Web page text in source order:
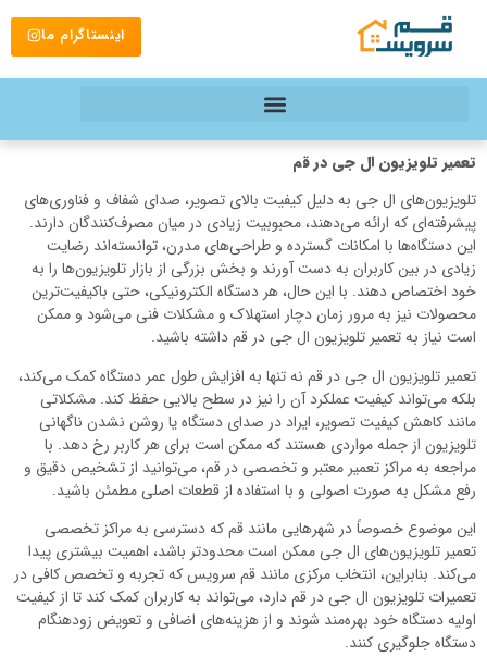
اینستاگرام ما
تعمیر تلویزیون ال جی در قم
تلویزیون‌های ال جی به دلیل کیفیت بالای تصویر، صدای شفاف و فناوری‌های
پیشرفته‌ای که ارائه می‌دهند، محبوبیت زیادی در میان مصرف‌کنندگان دارند.
این دستگاه‌ها با امکانات گسترده و طراحی‌های مدرن، توانسته‌اند رضایت
زیادی در بین کاربران به دست آورند و بخش بزرگی از بازار تلویزیون‌ها را به
خود اختصاص دهند. با این حال، هر دستگاه الکترونیکی، حتی باکیفیت‌ترین
محصولات نیز به مرور زمان دچار استهلاک و مشکلات فنی می‌شود و ممکن
است نیاز به تعمیر تلویزیون ال جی در قم داشته باشید.
تعمیر تلویزیون ال جی در قم نه تنها به افزایش طول عمر دستگاه کمک می‌کند،
بلکه می‌تواند کیفیت عملکرد آن را نیز در سطح بالایی حفظ کند. مشکلاتی
مانند کاهش کیفیت تصویر، ایراد در صدای دستگاه یا روشن نشدن ناگهانی
تلویزیون از جمله مواردی هستند که ممکن است برای هر کاربر رخ دهد. با
مراجعه به مراکز تعمیر معتبر و تخصصی در قم، می‌توانید از تشخیص دقیق و
رفع مشکل به صورت اصولی و با استفاده از قطعات اصلی مطمئن باشید.
این موضوع خصوصاً در شهرهایی مانند قم که دسترسی به مراکز تخصصی
تعمیر تلویزیون‌های ال جی ممکن است محدودتر باشد، اهمیت بیشتری پیدا
می‌کند. بنابراین، انتخاب مرکزی مانند قم سرویس که تجربه و تخصص کافی در
تعمیرات تلویزیون ال جی در قم دارد، می‌تواند به کاربران کمک کند تا از کیفیت
اولیه دستگاه خود بهره‌مند شوند و از هزینه‌های اضافی و تعویض زودهنگام
دستگاه جلوگیری کنند.